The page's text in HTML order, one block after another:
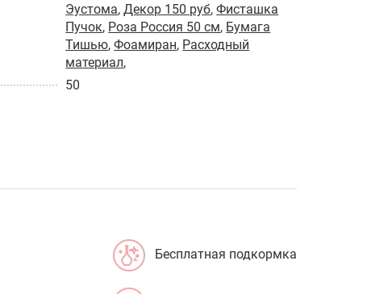
Эустома,Декор 150 руб,Фисташка
Пучок, Роза Россия 50 см, Бумага
Тишью,Фоамиран, Расходный
материал,
50
Бесплатная подкормка